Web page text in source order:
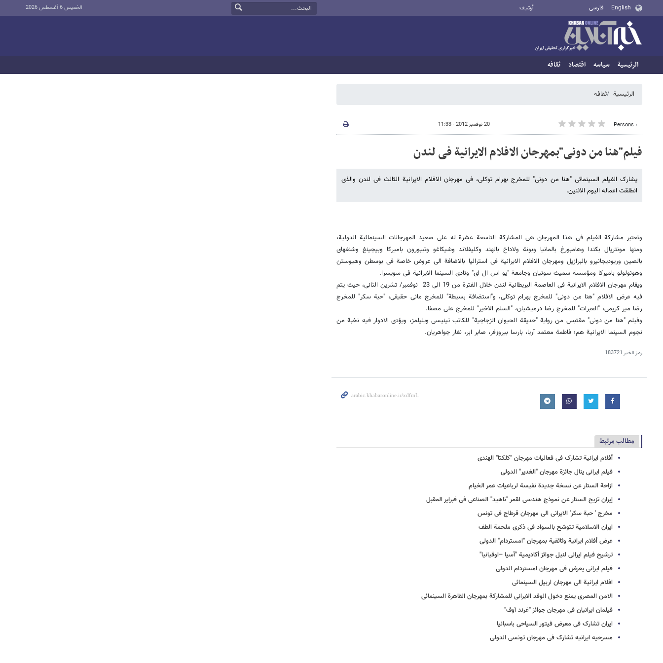
English فارسی أرشيف الخميس 6 أغسطس 2026
الرئيسية سیاسه اقتصاد ثقافه
الرئيسية ثقافه
٠ Persons 20 نوفمبر 2012 - 11:33
فیلم"هنا من دونی"بمهرجان الافلام الایرانیة فی لندن
یشارک الفیلم السینمائی "هنا من دونی" للمخرج بهرام توکلی، فی مهرجان الافلام الایرانیة الثالث فی لندن والذی
انطلقت اعماله الیوم الاثنین.
وتعتبر مشارکة الفیلم فی هذا المهرجان هی المشارکة التاسعة عشرة له على صعید المهرجانات السینمائیة الدولیة،
ومنها مونتریال بکندا وهامبورغ بالمانیا وبونة ولاداخ بالهند وکلیفلاند وشیکاغو وتیبورون بامیرکا وبیجینغ وشنغهای
بالصین وریودیجانیرو بالبرازیل ومهرجان الافلام الایرانیة فی استرالیا بالاضافة الى عروض خاصة فی بوسطن وهیوستن
وهونولولو بامیرکا ومؤسسة سمیث سونیان وجامعة "یو اس ال ای" ونادی السینما الایرانیة فی سویسرا.
ویقام مهرجان الافلام الایرانیة فی العاصمة البریطانیة لندن خلال الفترة من 19 الى 23 نوفمبر/ تشرین الثانی، حیث یتم
فیه عرض الافلام "هنا من دونی" للمخرج بهرام توکلی، و"استضافة بسیطة" للمخرج مانی حقیقی، "حبة سکر" للمخرج
رضا میر کریمی، "العبرات" للمخرج رضا درمیشیان، "السلم الاخیر" للمخرج علی مصفا.
وفیلم "هنا من دونی" مقتبس من روایة "حدیقة الحیوان الزجاجیة" للکاتب تینیسی ویلیلمز، ویؤدی الادوار فیه نخبة من
نجوم السینما الایرانیة هم؛ فاطمة معتمد آریا، بارسا بیروزفر، صابر ابر، نغار جواهریان.
رمز الخبر 183721
مطالب مرتبط
أفلام ایرانیة تشارک فی فعالیات مهرجان "کلکتا" الهندی
فیلم ایرانی ینال جائزة مهرجان "الغدیر" الدولی
ازاحة الستار عن نسخة جدیدة نفیسة لرباعیات عمر الخیام
إیران تزیح الستار عن نموذج هندسی لقمر "ناهید" الصناعی فی فبرایر المقبل
مخرج ' حبة سکر' الایرانی الی مهرجان قرطاج فی تونس
ایران الاسلامیة تتوشح بالسواد فی ذکری ملحمة الطف
عرض أفلام ایرانیة وثائقیة بمهرجان "امستردام" الدولی
ترشیح فیلم ایرانی لنیل جوائز أکادیمیة "آسیا –اوقیانیا"
فیلم ایرانی یعرض فی مهرجان امستردام الدولی
افلام ایرانیة الى مهرجان اربیل السینمائی
الامن المصری یمنع دخول الوفد الایرانی للمشارکة بمهرجان القاهرة السینمائی
فیلمان ایرانیان فی مهرجان جوائز "غرند آوف"
ایران تشارک فی معرض فیتور السیاحی باسبانیا
مسرحیه ایرانیه تشارک فی مهرجان تونسی الدولی